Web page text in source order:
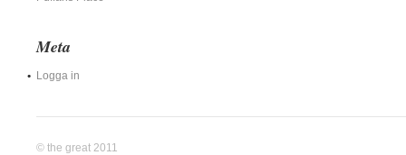
Meta
Logga in
© the great 2011